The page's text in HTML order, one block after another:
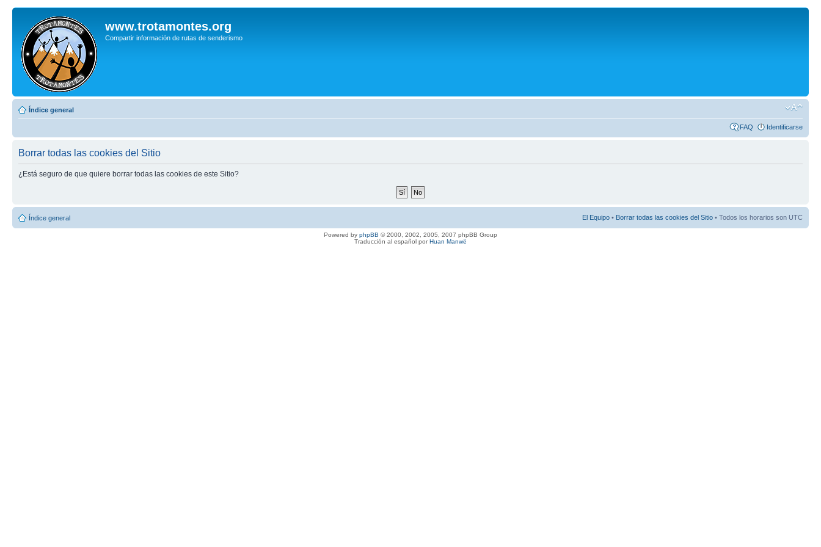
www.trotamontes.org
Compartir información de rutas de senderismo
Índice general
FAQ Identificarse
Borrar todas las cookies del Sitio
¿Está seguro de que quiere borrar todas las cookies de este Sitio?
Índice general El Equipo • Borrar todas las cookies del Sitio • Todos los horarios son UTC
Powered by phpBB © 2000, 2002, 2005, 2007 phpBB Group
Traducción al español porHuan Manwë